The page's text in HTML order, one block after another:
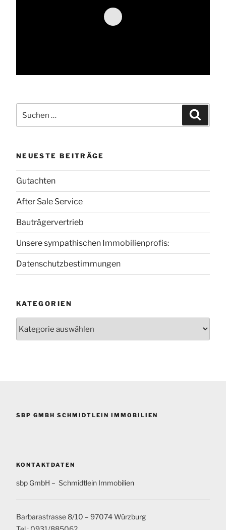
nach:
NEUESTE BEITRÄGE
Gutachten
After Sale Service
Bauträgervertrieb
Unsere sympathischen Immobilienprofis:
Datenschutzbestimmungen
KATEGORIEN
SBP GMBH SCHMIDTLEIN IMMOBILIEN
KONTAKTDATEN
sbp GmbH – Schmidtlein Immobilien
Barbarastrasse 8/10 – 97074 Würzburg